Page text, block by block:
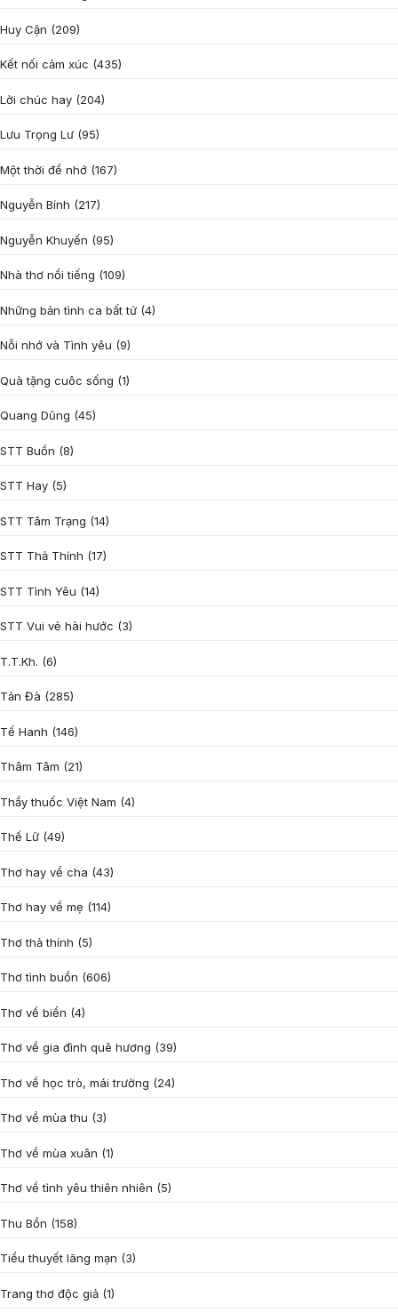
Huy Cận (209)
Kết nối cảm xúc (435)
Lời chúc hay (204)
Lưu Trọng Lư (95)
Một thời để nhớ (167)
Nguyễn Bính (217)
Nguyễn Khuyến (95)
Nhà thơ nổi tiếng (109)
Những bản tình ca bất tử (4)
Nỗi nhớ và Tình yêu (9)
Quà tặng cuôc sống (1)
Quang Dũng (45)
STT Buồn (8)
STT Hay (5)
STT Tâm Trạng (14)
STT Thả Thính (17)
STT Tình Yêu (14)
STT Vui vẻ hài hước (3)
T.T.Kh. (6)
Tản Đà (285)
Tế Hanh (146)
Thâm Tâm (21)
Thầy thuốc Việt Nam (4)
Thế Lữ (49)
Thơ hay về cha (43)
Thơ hay về mẹ (114)
Thơ thả thính (5)
Thơ tình buồn (606)
Thơ về biển (4)
Thơ về gia đình quê hương (39)
Thơ về học trò, mái trường (24)
Thơ về mùa thu (3)
Thơ về mùa xuân (1)
Thơ về tình yêu thiên nhiên (5)
Thu Bồn (158)
Tiểu thuyết lãng mạn (3)
Trang thơ độc giả (1)